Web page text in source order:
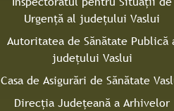
Urgenţă al judeţului Vaslui
Autoritatea de Sănătate Publică
judeţului Vaslui
Casa de Asigurări de Sănătate
Direcţia Judeţeană a Arhivelor